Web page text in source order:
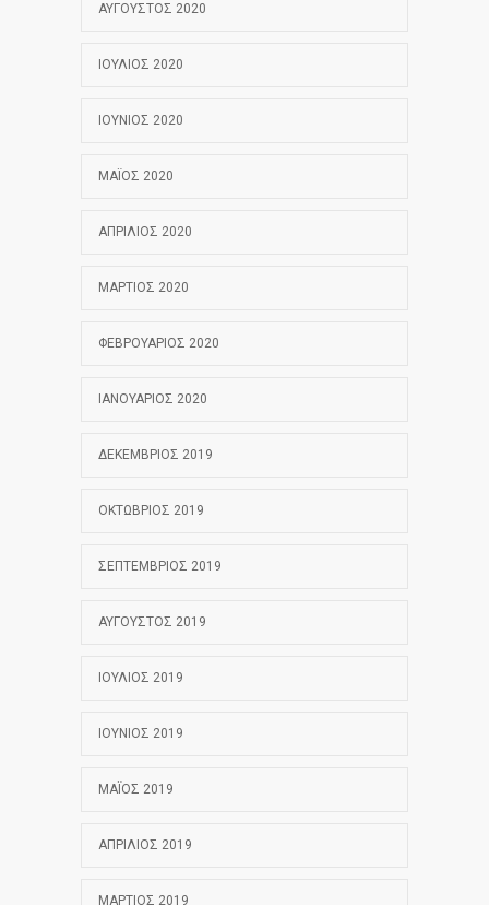
ΑΎΓΟΥΣΤΟΣ 2020
ΙΟΎΛΙΟΣ 2020
ΙΟΎΝΙΟΣ 2020
ΜΆΙΟΣ 2020
ΑΠΡΊΛΙΟΣ 2020
ΜΆΡΤΙΟΣ 2020
ΦΕΒΡΟΥΆΡΙΟΣ 2020
ΙΑΝΟΥΆΡΙΟΣ 2020
ΔΕΚΈΜΒΡΙΟΣ 2019
ΟΚΤΏΒΡΙΟΣ 2019
ΣΕΠΤΈΜΒΡΙΟΣ 2019
ΑΎΓΟΥΣΤΟΣ 2019
ΙΟΎΛΙΟΣ 2019
ΙΟΎΝΙΟΣ 2019
ΜΆΙΟΣ 2019
ΑΠΡΊΛΙΟΣ 2019
ΜΆΡΤΙΟΣ 2019